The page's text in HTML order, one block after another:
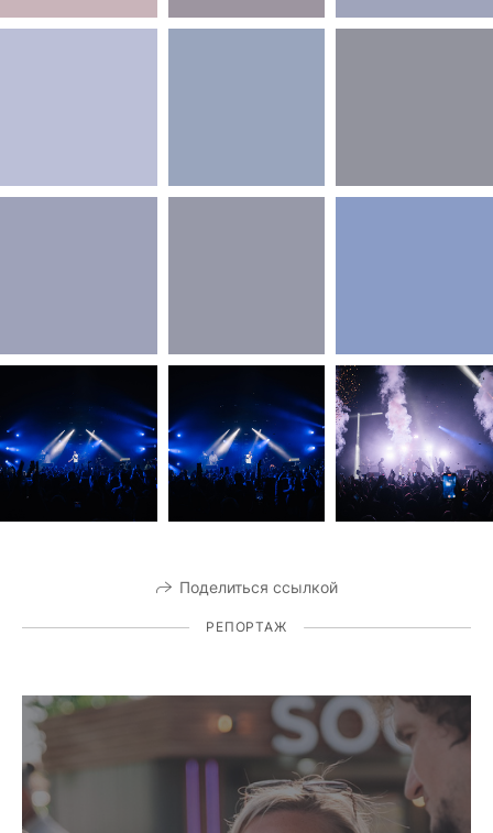
Поделиться ссылкой
РЕПОРТАЖ